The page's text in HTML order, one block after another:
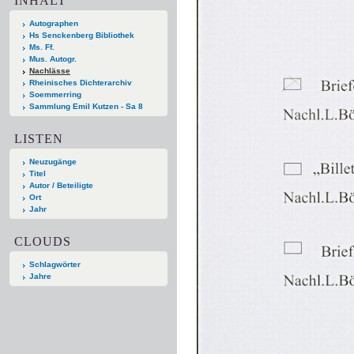
Autographen
Hs Senckenberg Bibliothek
Ms. Ff.
Mus. Autogr.
Nachlässe
Rheinisches Dichterarchiv
Soemmerring
Sammlung Emil Kutzen - Sa 8
LISTEN
Neuzugänge
Titel
Autor / Beteiligte
Ort
Jahr
CLOUDS
Schlagwörter
Jahre